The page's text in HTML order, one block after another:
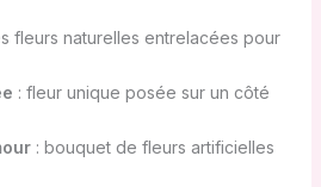
fleurs naturelles entrelacées pour
: fleur unique posée sur un côté
: bouquet de fleurs artificielles